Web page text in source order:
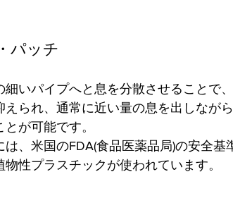
パッチ
細いパイプへと息を分散させることで
えられ、通常に近い量の息を出しなが
とが可能です。
は、米国のFDA(食品医薬品局)の安全基
物性プラスチックが使われています。